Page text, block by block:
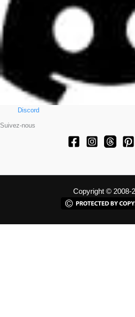
Discord
Suivez-nous
Copyright © 2008-